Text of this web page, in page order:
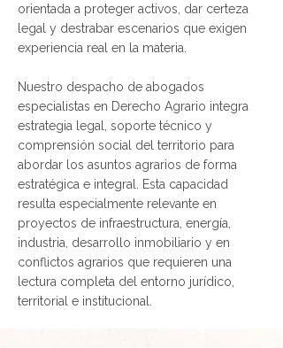
orientada a proteger activos, dar certeza
legal y destrabar escenarios que exigen
experiencia real en la materia.
Nuestro despacho de abogados
especialistas en Derecho Agrario integra
estrategia legal, soporte técnico y
comprensión social del territorio para
abordar los asuntos agrarios de forma
estratégica e integral. Esta capacidad
resulta especialmente relevante en
proyectos de infraestructura, energía,
industria, desarrollo inmobiliario y en
conflictos agrarios que requieren una
lectura completa del entorno jurídico,
territorial e institucional.